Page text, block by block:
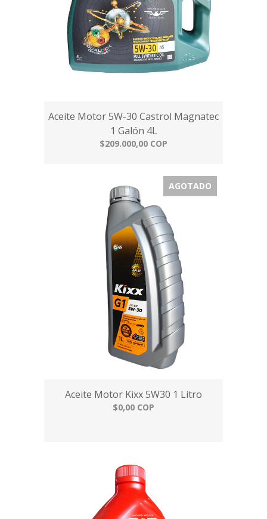
Aceite Motor 5W-30 Castrol Magnatec
1 Galón 4L
$209.000,00 COP
AGOTADO
Aceite Motor Kixx 5W30 1 Litro
$0,00 COP